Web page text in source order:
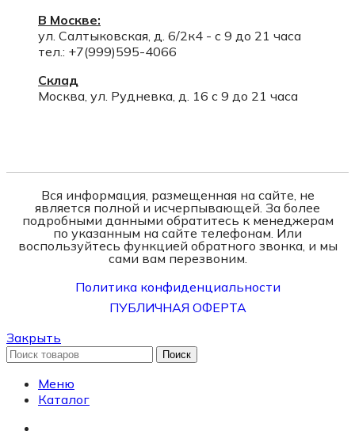
В Москве:
ул. Салтыковская, д. 6/2к4 - с 9 до 21 часа
тел.: +7(999)595-4066
Склад
Москва, ул. Рудневка, д. 16 с 9 до 21 часа
Вся информация, размещенная на сайте, не
является полной и исчерпывающей. За более
подробными данными обратитесь к менеджерам
по указанным на сайте телефонам. Или
воспользуйтесь функцией обратного звонка, и мы
сами вам перезвоним.
Политика конфиденциальности
ПУБЛИЧНАЯ ОФЕРТА
Закрыть
Поиск
Меню
Каталог